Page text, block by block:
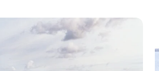
i Danmark?